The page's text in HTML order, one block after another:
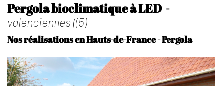
Pergola bioclimatique à LED -
valenciennes ((5)
Nos réalisations en Hauts-de-France - Pergola